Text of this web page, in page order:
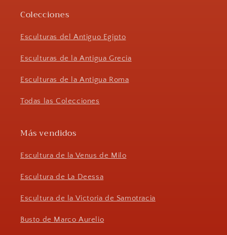
Colecciones
Esculturas del Antiguo Egipto
Esculturas de la Antigua Grecia
Esculturas de la Antigua Roma
Todas las Colecciones
Más vendidos
Escultura de la Venus de Milo
Escultura de La Deessa
Escultura de la Victoria de Samotracia
Busto de Marco Aurelio